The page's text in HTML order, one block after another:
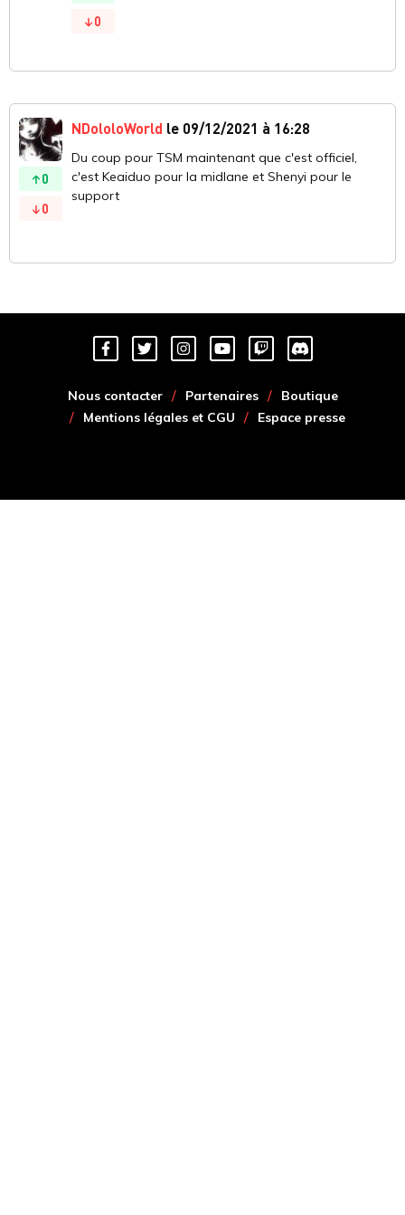
0
0
0
NDololoWorld le 09/12/2021 à 16:28
Du coup pour TSM maintenant que c'est officiel,
c'est Keaiduo pour la midlane et Shenyi pour le
support
Nous contacter Partenaires
Boutique
Mentions légales et CGU
Espace presse